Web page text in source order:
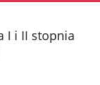
I i II stopnia